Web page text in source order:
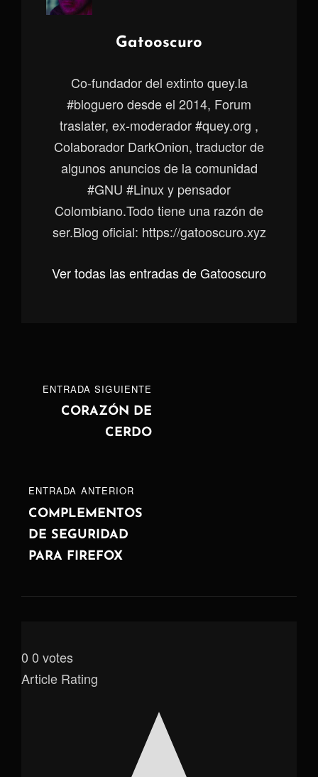
Autor:
Gatooscuro
Co-fundador del extinto quey.la
#bloguero desde el 2014, Forum
traslater, ex-moderador #quey.org ,
Colaborador DarkOnion, traductor de
algunos anuncios de la comunidad
#GNU #Linux y pensador
Colombiano.Todo tiene una razón de
ser.Blog oficial: https://gatooscuro.xyz
Ver todas las entradas de Gatooscuro
Navegación
ENTRADA
ANTERIOR
ENTRADA ANTERIOR
COMPLEMENTOS
DE SEGURIDAD
PARA FIREFOX
ENTRADA
SIGUIENTE
ENTRADA SIGUIENTE
CORAZÓN DE
CERDO
0 0 votes
Article Rating